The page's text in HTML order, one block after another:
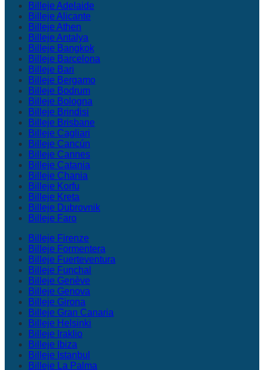
Billeje Adelaide
Billeje Alicante
Billeje Athen
Billeje Antalya
Billeje Bangkok
Billeje Barcelona
Billeje Bari
Billeje Bergamo
Billeje Bodrum
Billeje Bologna
Billeje Brindisi
Billeje Brisbane
Billeje Cagliari
Billeje Cancún
Billeje Cannes
Billeje Catania
Billeje Chania
Billeje Korfu
Billeje Kreta
Billeje Dubrovnik
Billeje Faro
Billeje Firenze
Billeje Formentera
Billeje Fuerteventura
Billeje Funchal
Billeje Genève
Billeje Genova
Billeje Girona
Billeje Gran Canaria
Billeje Helsinki
Billeje Iraklio
Billeje Ibiza
Billeje Istanbul
Billeje La Palma